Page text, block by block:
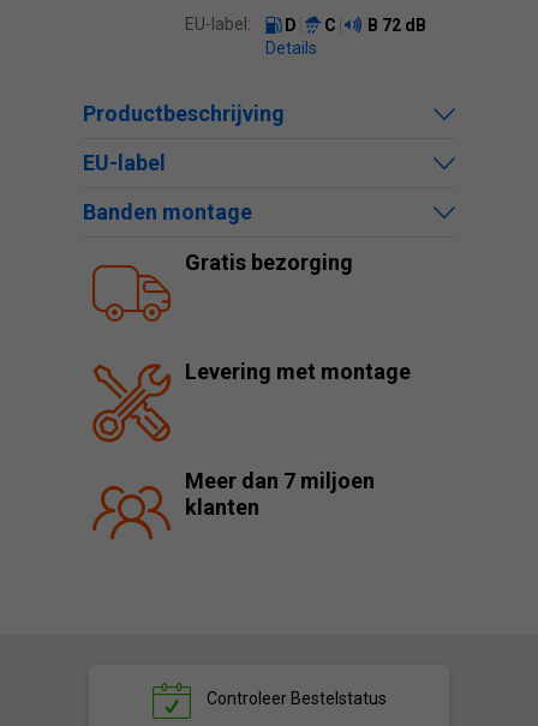
EU-label: D C B 72 dB
Details
Productbeschrijving
EU-label
Banden montage
Gratis bezorging
Levering met montage
Meer dan 7 miljoen
klanten
ControleerBestelstatus